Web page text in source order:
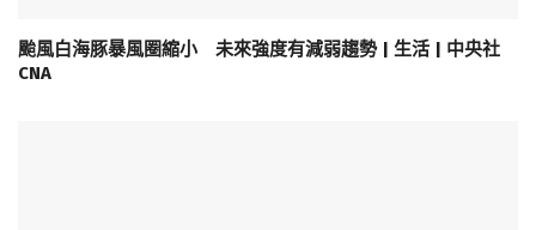
颱風白海豚暴風圈縮小 未來強度有減弱趨勢 | 生活 | 中央社
CNA